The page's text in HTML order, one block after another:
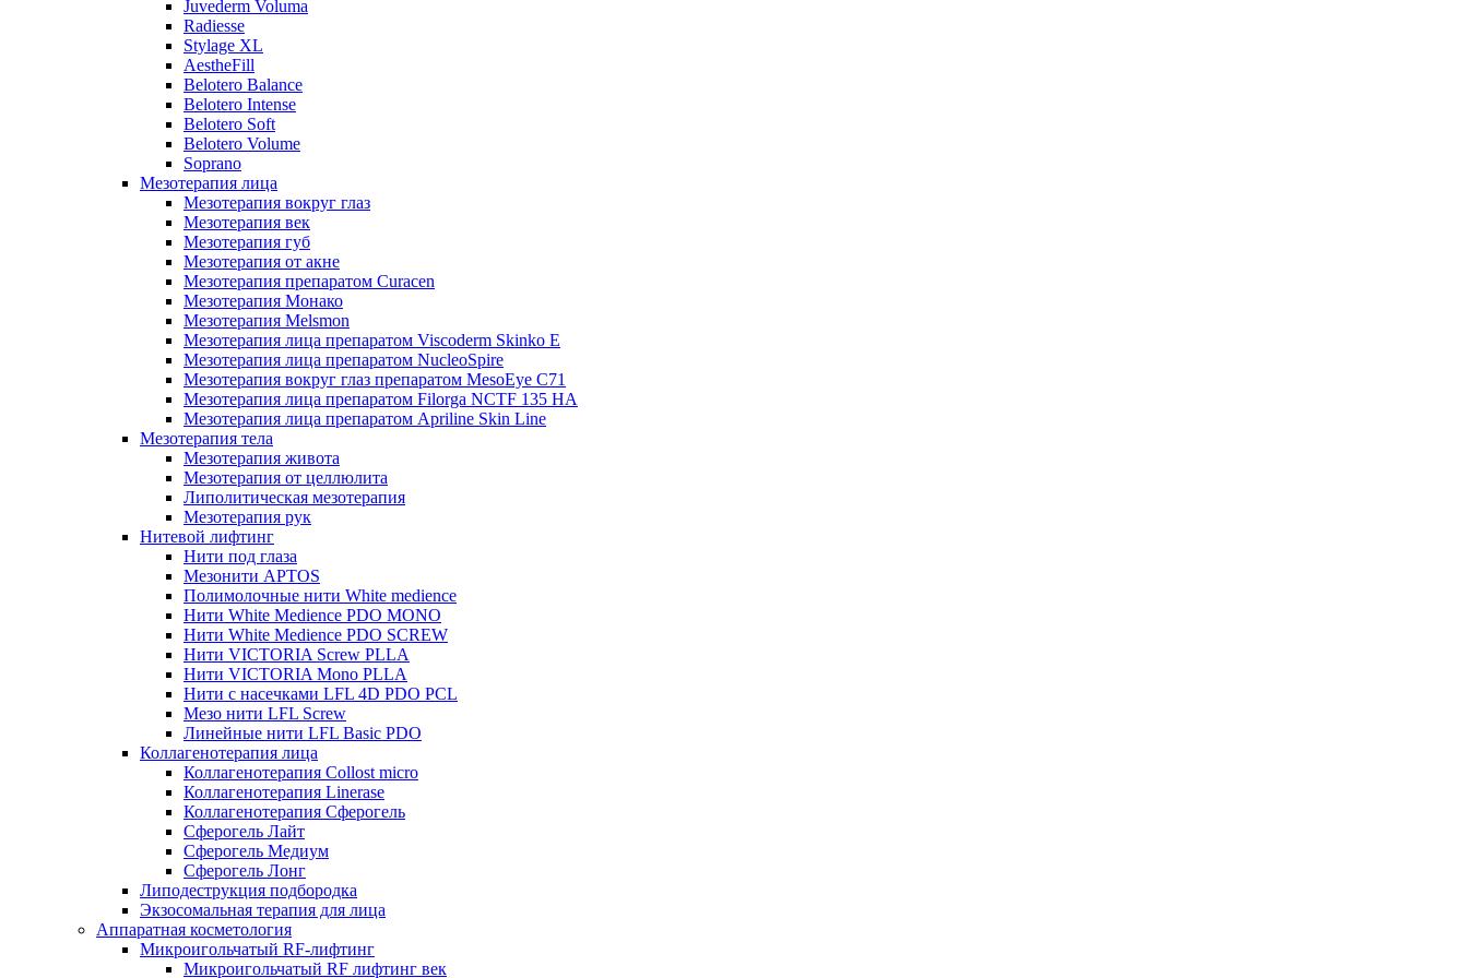
Juvederm Voluma
Radiesse
Stylage XL
AestheFill
Belotero Balance
Belotero Intense
Belotero Soft
Belotero Volume
Soprano
Мезотерапия лица
Мезотерапия вокруг глаз
Мезотерапия век
Мезотерапия губ
Мезотерапия от акне
Мезотерапия препаратом Curacen
Мезотерапия Монако
Мезотерапия Melsmon
Мезотерапия лица препаратом Viscoderm Skinko E
Мезотерапия лица препаратом NucleoSpire
Мезотерапия вокруг глаз препаратом MesoEye С71
Мезотерапия лица препаратом Filorga NCTF 135 HA
Мезотерапия лица препаратом Apriline Skin Line
Мезотерапия тела
Мезотерапия живота
Мезотерапия от целлюлита
Липолитическая мезотерапия
Мезотерапия рук
Нитевой лифтинг
Нити под глаза
Мезонити APTOS
Полимолочные нити White medience
Нити White Medience PDO MONO
Нити White Medience PDO SCREW
Нити VICTORIA Screw PLLA
Нити VICTORIA Mono PLLA
Нити с насечками LFL 4D PDO PCL
Мезо нити LFL Screw
Линейные нити LFL Basic PDO
Коллагенотерапия лица
Коллагенотерапия Collost micro
Коллагенотерапия Linerase
Коллагенотерапия Сферогель
Сферогель Лайт
Сферогель Медиум
Сферогель Лонг
Липодеструкция подбородка
Экзосомальная терапия для лица
Аппаратная косметология
Микроигольчатый RF-лифтинг
Микроигольчатый RF лифтинг век